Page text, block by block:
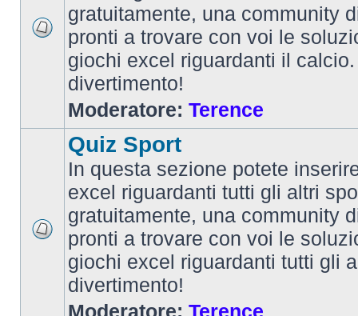
gratuitamente, una community
pronti a trovare con voi le
giochi excel riguardanti il
divertimento!
Moderatore: Terence
Quiz Sport
In questa sezione potete
excel riguardanti tutti gli altri
gratuitamente, una community
pronti a trovare con voi le
giochi excel riguardanti tutti gli
divertimento!
Moderatore: Terence